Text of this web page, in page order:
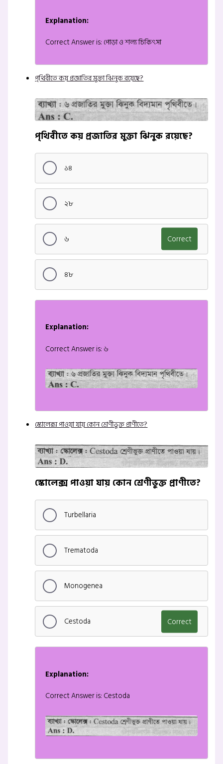
Explanation:
Correct Answer is: পোড়া ও শল্য চিকিৎসা
পৃথিবীতে কয় প্রজাতির মুক্তা ঝিনুক রয়েছে?
পৃথিবীতে কয় প্রজাতির মুক্তা ঝিনুক রয়েছে?
১৪
২৮
৬ Correct
৪৮
Explanation:
Correct Answer is: ৬
স্কোলেক্স পাওয়া যায় কোন শ্রেণীভুক্ত প্রাণীতে?
স্কোলেক্স পাওয়া যায় কোন শ্রেণীভুক্ত প্রাণীতে?
Turbellaria
Trematoda
Monogenea
Cestoda Correct
Explanation:
Correct Answer is: Cestoda